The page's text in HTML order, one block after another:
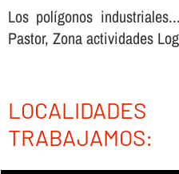
Los polígonos
Pastor, Zona actividades
TRABAJAMOS: